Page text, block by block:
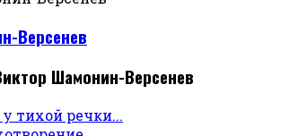
Версенев
Шамонин-Версенев
тихой речки...